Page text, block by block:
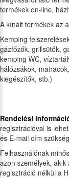
termékek on-line,
A kínált termékek az
Kemping
gázfőzők, grillsütők,
kemping WC,
hálózsákok,
kiegészítők, stb.)
Rendelési
regisztrációval is
és E-mail cím
Felhasználónak
azon személyek,
regisztráció nélkül a